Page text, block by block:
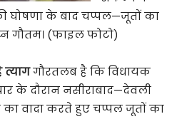
घोषणा के बाद चप्पल—जूतों का
गौतम। (फाइल फोटो)
गौरतलब है कि विधायक
के दौरान नसीराबाद—देवली
वादा करते हुए चप्पल जूतों का